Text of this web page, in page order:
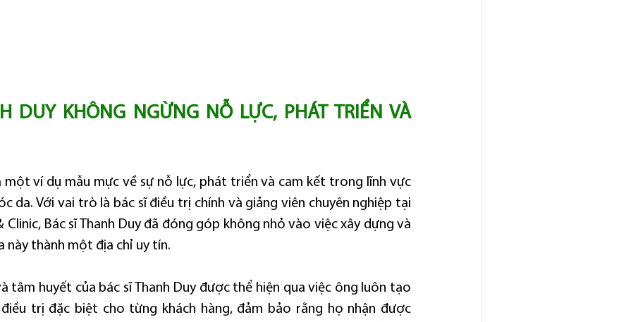
DUY KHÔNG NGỪNG NỖ LỰC, PHÁT TRIỂN VÀ
một ví dụ mẫu mực về sự nỗ lực, phát triển và cam kết trong lĩnh vực
da. Với vai trò là bác sĩ điều trị chính và giảng viên chuyên nghiệp tại
Clinic, Bác sĩ Thanh Duy đã đóng góp không nhỏ vào việc xây dựng và
này thành một địa chỉ uy tín.
tâm huyết của bác sĩ Thanh Duy được thể hiện qua việc ông luôn tạo
trị đặc biệt cho từng khách hàng, đảm bảo rằng họ nhận được